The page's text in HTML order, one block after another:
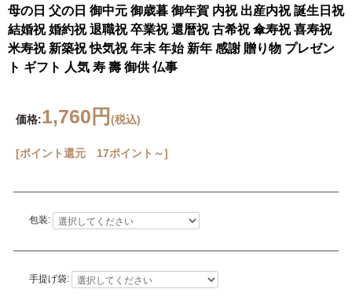
母の日 父の日 御中元 御歳暮 御年賀 内祝 出産内祝 誕生日祝
結婚祝 婚約祝 退職祝 卒業祝 還暦祝 古希祝 傘寿祝 喜寿祝
米寿祝 新築祝 快気祝 年末 年始 新年 感謝 贈り物 プレゼン
ト ギフト 人気 寿 壽 御供 仏事
価格:1,760円 (税込)
[ポイント還元 17ポイント～]
包装:
手提げ袋: